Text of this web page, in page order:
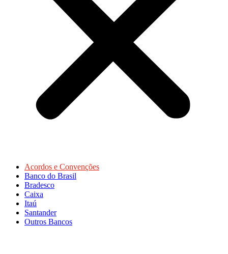
Acordos e Convenções
Banco do Brasil
Bradesco
Caixa
Itaú
Santander
Outros Bancos